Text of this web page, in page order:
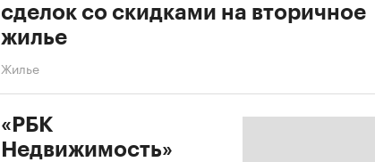
Жилье
сделок со скидками на вторичное
жилье
«РБК
Недвижимость»